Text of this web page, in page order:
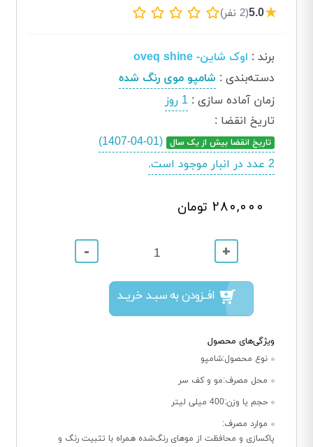
★
5.0(2 نفر)
برند : اوک شاین- oveq shine
دسته‌بندی : شامپو موی رنگ شده
زمان آماده سازی :1 روز
تاریخ انقضا :
تاریخ انقضا بیش از یک سال (1407-04-01)
2 عدد در انبار موجود است.
280,000 تومان
+
-
افــزودن به سبــد خریــد
ویژگی‌های محصول
نوع محصول:شامپو
محل مصرف:مو و کف سر
حجم یا وزن:400 میلی لیتر
موارد مصرف:
پاکسازی و محافظت از موهای رنگ‌شده همراه با تثبیت رنگ و